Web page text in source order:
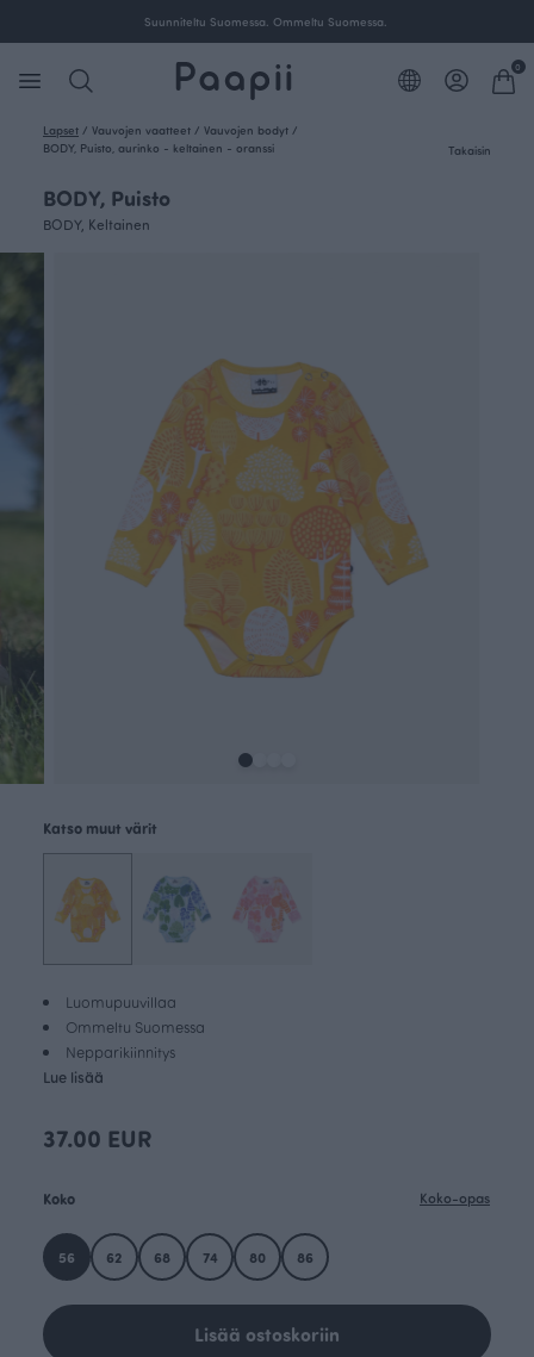
Suunniteltu Suomessa. Ommeltu Suomessa.
0
Lapset / Vauvojen vaatteet / Vauvojen bodyt /
BODY, Puisto, aurinko - keltainen - oranssi
Takaisin
BODY, Puisto
BODY, Keltainen
Luomupuuvillaa
Ommeltu Suomessa
Nepparikiinnitys
Lue lisää
Katso muut värit
37.00 EUR
Koko Koko-opas
56 62 68 74 80 86
Lisää ostoskoriin